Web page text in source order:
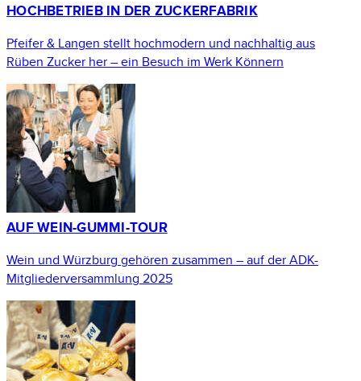
HOCHBETRIEB IN DER ZUCKERFABRIK
Pfeifer & Langen stellt hochmodern und nachhaltig aus
Rüben Zucker her – ein Besuch im Werk Könnern
AUF WEIN-GUMMI-TOUR
Wein und Würzburg gehören zusammen – auf der ADK-
Mitgliederversammlung 2025